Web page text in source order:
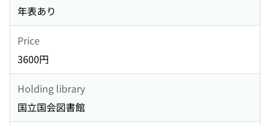
年表あり
Price
3600円
Holding library
国立国会図書館